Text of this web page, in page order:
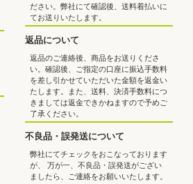
ださい。弊社にて確認後、送料着払いに
てお送りいたします。
返品について
返品のご連絡後、商品をお送りくださ
い。確認後、ご指定の口座に振込手数料
を差し引かせていただいた金額を返金い
たします。また、送料、決済手数料につ
きましては返金できかねますので予めご
了承ください。
不良品・誤発送について
弊社にてチェックをおこなっております
が、 万が一、不良品・誤発送がござい
ましたら、ご連絡をお願いいたします。